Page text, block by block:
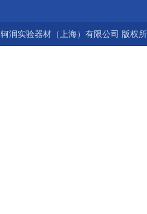
轲润实验器材（上海）有限公司 版权